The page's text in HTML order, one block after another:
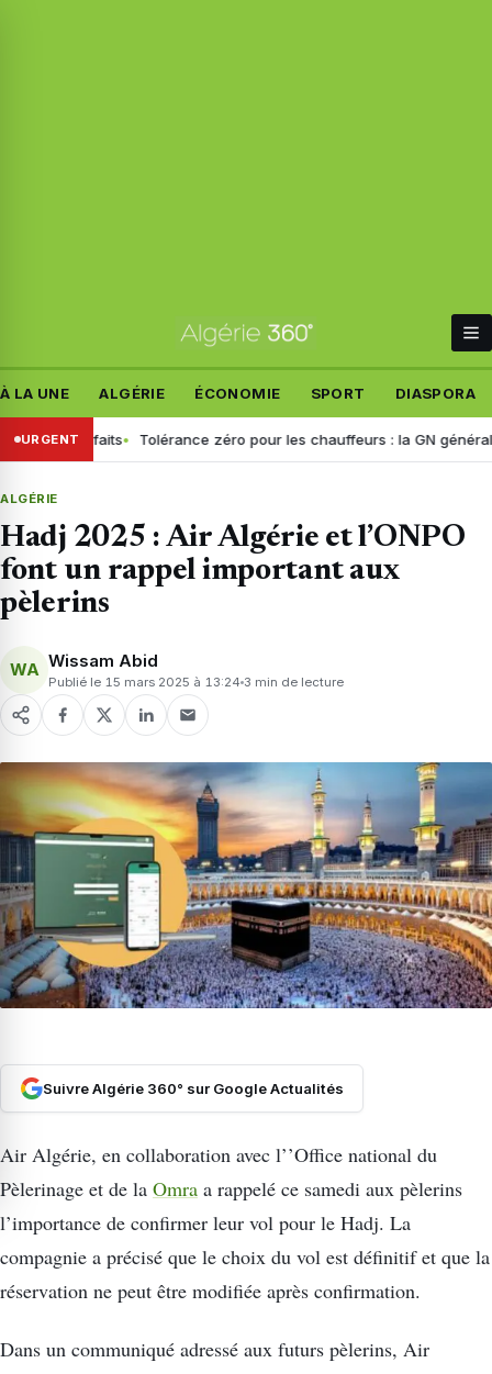
À LA UNE ALGÉRIE ÉCONOMIE SPORT DIASPORA
URGENT
les faits Tolérance zéro pour les chauffeurs : la GN généralise le
ALGÉRIE
Hadj 2025 : Air Algérie et l’ONPO
font un rappel important aux
pèlerins
WA Wissam Abid
Publié le 15 mars 2025 à 13:24 3 min de lecture
Suivre Algérie 360° sur Google Actualités
Air Algérie, en collaboration avec l’’Office national du
Pèlerinage et de la Omra a rappelé ce samedi aux pèlerins
l’importance de confirmer leur vol pour le Hadj. La
compagnie a précisé que le choix du vol est définitif et que la
réservation ne peut être modifiée après confirmation.
Dans un communiqué adressé aux futurs pèlerins, Air